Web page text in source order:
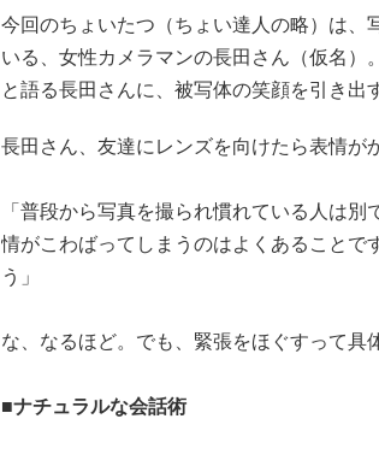
今回のちょいたつ（ちょい達人の略）は、
いる、女性カメラマンの長田さん（仮名）
と語る長田さんに、被写体の笑顔を引き出
長田さん、友達にレンズを向けたら表情
「普段から写真を撮られ慣れている人は
情がこわばってしまうのはよくあることで
う」
な、なるほど。でも、緊張をほぐすって具
■ナチュラルな会話術